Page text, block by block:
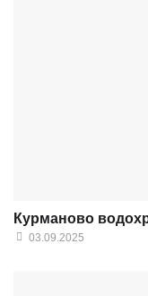
Курманово
03.09.2025